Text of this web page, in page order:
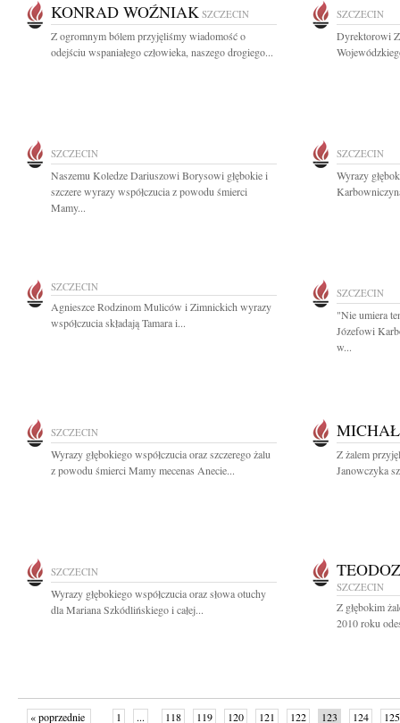
KONRAD WOŹNIAK SZCZECIN
Z ogromnym bólem przyjęliśmy wiadomość o
odejściu wspaniałego człowieka, naszego drogiego...
SZCZECIN
Dyrektorowi
SZCZECIN
Naszemu Koledze Dariuszowi Borysowi głębokie i
szczere wyrazy współczucia z powodu śmierci
Mamy...
SZCZECIN
Wyrazy
SZCZECIN
Agnieszce Rodzinom Muliców i Zimnickich wyrazy
współczucia składają Tamara i...
SZCZECIN
"Nie umiera
Józefowi
w...
SZCZECIN
Wyrazy głębokiego współczucia oraz szczerego żalu
z powodu śmierci Mamy mecenas Anecie...
Z żalem
Janowczyka
SZCZECIN
Wyrazy głębokiego współczucia oraz słowa otuchy
dla Mariana Szkódlińskiego i całej...
SZCZECIN
Z głębokim
2010 roku
« poprzednie 1 ... 118 119 120 121 122 123 124 125